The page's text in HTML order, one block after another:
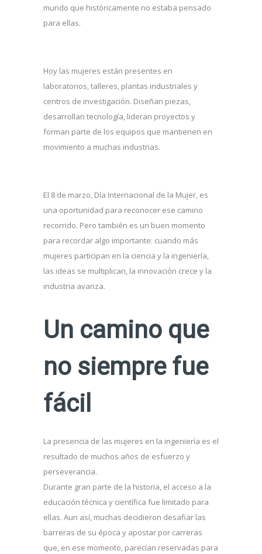
mundo que históricamente no estaba pensado
para ellas.
Hoy las mujeres están presentes en
laboratorios, talleres, plantas industriales y
centros de investigación. Diseñan piezas,
desarrollan tecnología, lideran proyectos y
forman parte de los equipos que mantienen en
movimiento a muchas industrias.
El 8 de marzo, Día Internacional de la Mujer, es
una oportunidad para reconocer ese camino
recorrido. Pero también es un buen momento
para recordar algo importante: cuando más
mujeres participan en la ciencia y la ingeniería,
las ideas se multiplican, la innovación crece y la
industria avanza.
Un camino que
no siempre fue
fácil
La presencia de las mujeres en la ingeniería es el
resultado de muchos años de esfuerzo y
perseverancia.
Durante gran parte de la historia, el acceso a la
educación técnica y científica fue limitado para
ellas. Aun así, muchas decidieron desafiar las
barreras de su época y apostar por carreras
que, en ese momento, parecían reservadas para